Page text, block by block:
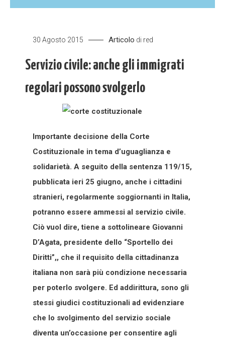
30 Agosto 2015 Articolo di red
Servizio civile: anche gli immigrati
regolari possono svolgerlo
Importante decisione della Corte
Costituzionale in tema d’uguaglianza e
solidarietà. A seguito della sentenza 119/15,
pubblicata ieri 25 giugno, anche i cittadini
stranieri, regolarmente soggiornanti in Italia,
potranno essere ammessi al servizio civile.
Ciò vuol dire, tiene a sottolineare Giovanni
D’Agata, presidente dello “Sportello dei
Diritti”,, che il requisito della cittadinanza
italiana non sarà più condizione necessaria
per poterlo svolgere. Ed addirittura, sono gli
stessi giudici costituzionali ad evidenziare
che lo svolgimento del servizio sociale
diventa un’occasione per consentire agli